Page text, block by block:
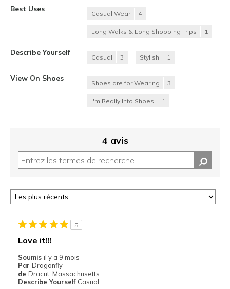
Best Uses
Casual Wear 4
Long Walks & Long Shopping Trips 1
Describe Yourself
Casual 3 Stylish 1
View On Shoes
Shoes are for Wearing 3
I'm Really Into Shoes 1
4 avis
5
Love it!!!
Soumis il y a 9 mois
Par Dragonfly
de Dracut, Massachusetts
Describe Yourself Casual